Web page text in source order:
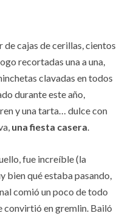
cajas de cerillas, cientos
recortadas una a una,
clavadas en todos
durante este año,
y una tarta… dulce con
una fiesta casera.
fue increíble (la
bien qué estaba pasando,
comió un poco de todo
convirtió en gremlin. Bailó